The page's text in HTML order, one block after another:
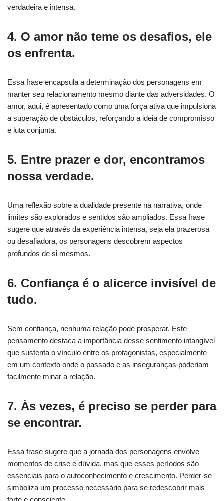
verdadeira e intensa.
4. O amor não teme os desafios, ele
os enfrenta.
Essa frase encapsula a determinação dos personagens em
manter seu relacionamento mesmo diante das adversidades. O
amor, aqui, é apresentado como uma força ativa que impulsiona
a superação de obstáculos, reforçando a ideia de compromisso
e luta conjunta.
5. Entre prazer e dor, encontramos
nossa verdade.
Uma reflexão sobre a dualidade presente na narrativa, onde
limites são explorados e sentidos são ampliados. Essa frase
sugere que através da experiência intensa, seja ela prazerosa
ou desafiadora, os personagens descobrem aspectos
profundos de si mesmos.
6. Confiança é o alicerce invisível de
tudo.
Sem confiança, nenhuma relação pode prosperar. Este
pensamento destaca a importância desse sentimento intangível
que sustenta o vínculo entre os protagonistas, especialmente
em um contexto onde o passado e as inseguranças poderiam
facilmente minar a relação.
7. Às vezes, é preciso se perder para
se encontrar.
Essa frase sugere que a jornada dos personagens envolve
momentos de crise e dúvida, mas que esses períodos são
essenciais para o autoconhecimento e crescimento. Perder-se
simboliza um processo necessário para se redescobrir mais